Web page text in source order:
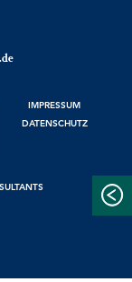
IMPRESSUM
DATENSCHUTZ